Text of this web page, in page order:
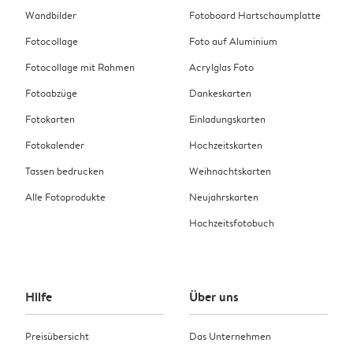
Wandbilder
Fotocollage
Fotocollage mit Rahmen
Fotoabzüge
Fotokarten
Fotokalender
Tassen bedrucken
Alle Fotoprodukte
Fotoboard Hartschaumplatte
Foto auf Aluminium
Acrylglas Foto
Dankeskarten
Einladungskarten
Hochzeitskarten
Weihnachtskarten
Neujahrskarten
Hochzeitsfotobuch
Hilfe
Preisübersicht
Über uns
Das Unternehmen